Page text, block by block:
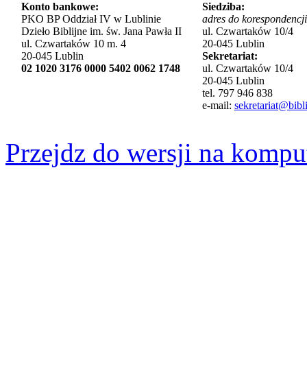
Konto bankowe:
PKO BP Oddział IV w Lublinie
Dzieło Biblijne im. św. Jana Pawła II
ul. Czwartaków 10 m. 4
20-045 Lublin
02 1020 3176 0000 5402 0062 1748
Siedziba:
adres do
ul. Czwartaków 10/4
20-045 Lublin
Sekretariat:
ul. Czwartaków 10/4
20-045 Lublin
tel. 797 946 838
e-mail:
Przejdz do wersji na